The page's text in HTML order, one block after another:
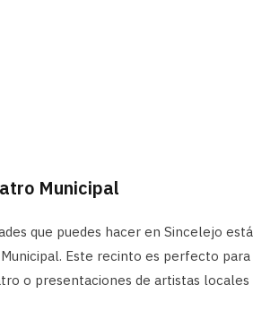
Municipal
que puedes hacer en Sincelejo está
Este recinto es perfecto para
o presentaciones de artistas locales